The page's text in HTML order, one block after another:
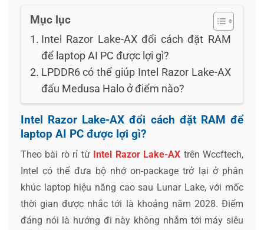
Mục lục
Intel Razor Lake-AX đổi cách đặt RAM
để laptop AI PC được lợi gì?
LPDDR6 có thể giúp Intel Razor Lake-AX
đấu Medusa Halo ở điểm nào?
Intel Razor Lake-AX đổi cách đặt RAM để
laptop AI PC được lợi gì?
Theo bài rò rỉ từ Intel Razor Lake-AX trên Wccftech,
Intel có thể đưa bộ nhớ on-package trở lại ở phân
khúc laptop hiệu năng cao sau Lunar Lake, với mốc
thời gian được nhắc tới là khoảng năm 2028. Điểm
đáng nói là hướng đi này không nhắm tới máy siêu